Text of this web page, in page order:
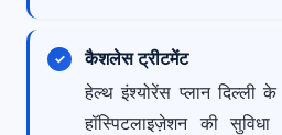
कैशलेस ट्रीटमेंट
हेल्थ इंश्योरेंस प्लान
हॉस्पिटलाइज़ेशन की